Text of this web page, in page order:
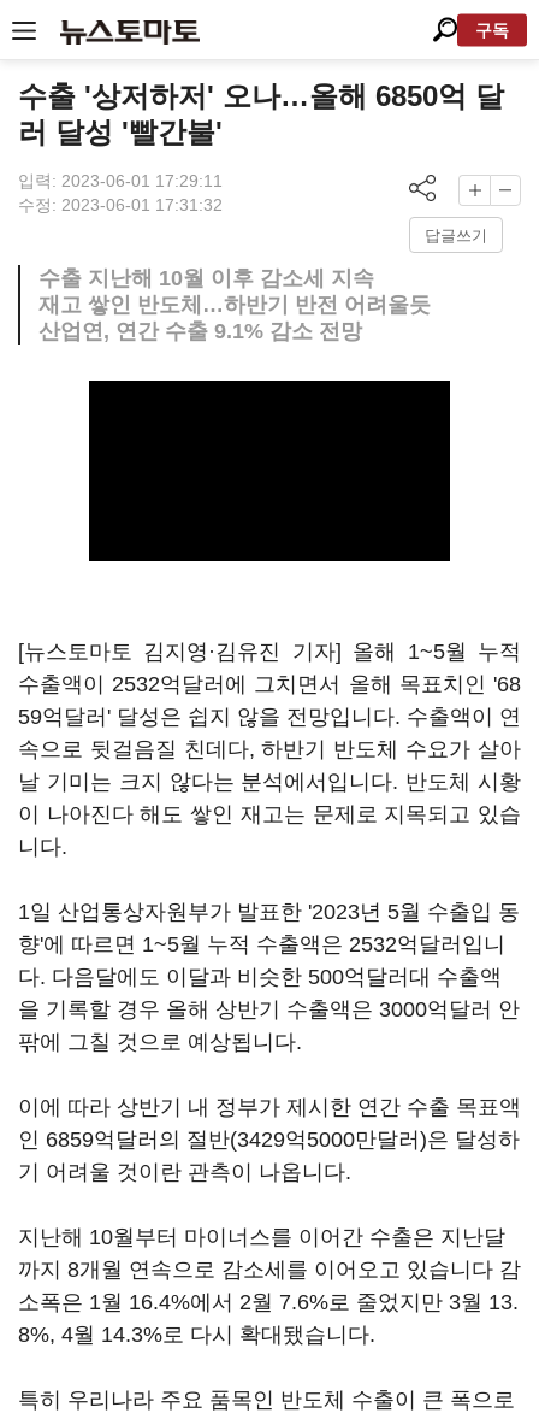
구독
수출 '상저하저' 오나…올해 6850억 달
러 달성 '빨간불'
입력: 2023-06-01 17:29:11
수정: 2023-06-01 17:31:32
답글쓰기
수출 지난해 10월 이후 감소세 지속
재고 쌓인 반도체…하반기 반전 어려울듯
산업연, 연간 수출 9.1% 감소 전망
[뉴스토마토 김지영·김유진 기자] 올해 1~5월 누적
수출액이 2532억달러에 그치면서 올해 목표치인 '68
59억달러' 달성은 쉽지 않을 전망입니다. 수출액이 연
속으로 뒷걸음질 친데다, 하반기 반도체 수요가 살아
날 기미는 크지 않다는 분석에서입니다. 반도체 시황
이 나아진다 해도 쌓인 재고는 문제로 지목되고 있습
니다.
1일 산업통상자원부가 발표한 '2023년 5월 수출입 동
향'에 따르면 1~5월 누적 수출액은 2532억달러입니
다. 다음달에도 이달과 비슷한 500억달러대 수출액
을 기록할 경우 올해 상반기 수출액은 3000억달러 안
팎에 그칠 것으로 예상됩니다.
이에 따라 상반기 내 정부가 제시한 연간 수출 목표액
인 6859억달러의 절반(3429억5000만달러)은 달성하
기 어려울 것이란 관측이 나옵니다.
지난해 10월부터 마이너스를 이어간 수출은 지난달
까지 8개월 연속으로 감소세를 이어오고 있습니다 감
소폭은 1월 16.4%에서 2월 7.6%로 줄었지만 3월 13.
8%, 4월 14.3%로 다시 확대됐습니다.
특히 우리나라 주요 품목인 반도체 수출이 큰 폭으로